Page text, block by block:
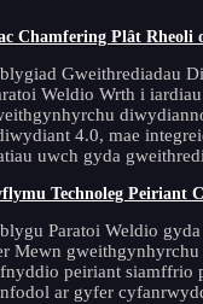
Chamfering Plât Rheoli
Gweithrediadau
Weldio Wrth i
4.0, mae
uwch gyda
Technoleg Peiriant
Paratoi Weldio
Mewn gweithgynhyrchu
peiriant siamffrio
ar gyfer